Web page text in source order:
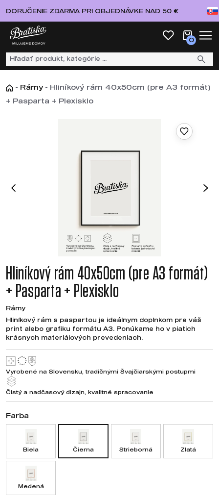
DORUČENIE ZDARMA PRI OBJEDNÁVKE NAD 50 €
0
- Rámy - Hliníkový rám 40x50cm (pre A3 formát)
+ Pasparta + Plexisklo
Hliníkový rám 40x50cm (pre A3 formát)
+ Pasparta + Plexisklo
Rámy
Hliníkový rám s paspartou je ideálnym doplnkom pre váš
print alebo grafiku formátu A3. Ponúkame ho v piatich
krásnych materiálových prevedeniach.
Vyrobené na Slovensku, tradičnými Švajčiarskými postupmi
Čistý a nadčasový dizajn, kvalitné spracovanie
Farba
Biela Čierna Strieborná Zlatá
Medená